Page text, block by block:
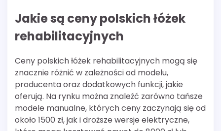
Jakie są ceny polskich łóżek
rehabilitacyjnych
Ceny polskich łóżek rehabilitacyjnych mogą się
znacznie różnić w zależności od modelu,
producenta oraz dodatkowych funkcji, jakie
oferują. Na rynku można znaleźć zarówno tańsze
modele manualne, których ceny zaczynają się od
około 1500 zł, jak i droższe wersje elektryczne,